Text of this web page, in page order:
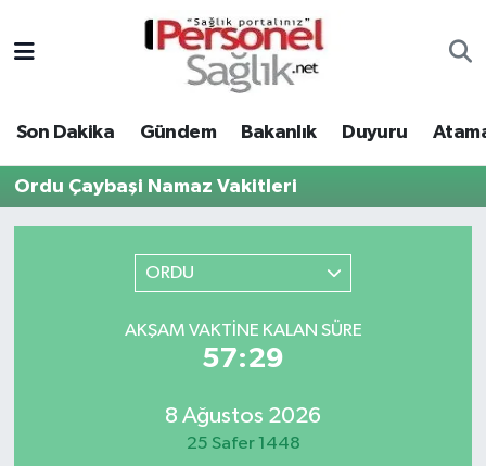
Son Dakika Gündem Bakanlık Duyuru
Ordu Çaybaşi Namaz Vakitleri
ORDU
AKŞAM VAKTINE KALAN SÜRE
57:29
8 Ağustos 2026
25 Safer 1448
Gündem
Bakanlık
Nöbetçi Eczaneler
Hava Durumu
Trafik Durumu
Son Dakika Haberleri